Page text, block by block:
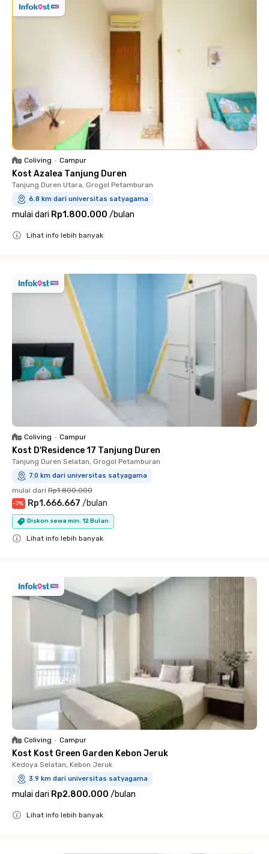
Coliving • Campur
Kost Azalea Tanjung Duren
Tanjung Duren Utara, Grogol Petamburan
6.8 km dari universitas satyagama
mulai dari Rp1.800.000 /bulan
Lihat info lebih banyak
Coliving • Campur
Kost D'Residence 17 Tanjung Duren
Tanjung Duren Selatan, Grogol Petamburan
7.0 km dari universitas satyagama
mulai dari Rp1.800.000
-7% Rp1.666.667 /bulan
Diskon sewa min. 12 Bulan
Lihat info lebih banyak
Coliving • Campur
Kost Kost Green Garden Kebon Jeruk
Kedoya Selatan, Kebon Jeruk
3.9 km dari universitas satyagama
mulai dari Rp2.800.000 /bulan
Lihat info lebih banyak